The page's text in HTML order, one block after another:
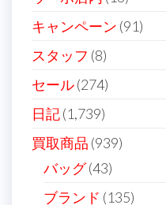
ン
キャンペーン (91)
スタッフ (8)
セール(274)
日記(1,739)
買取商品 (939)
バッグ(43)
ブランド (135)